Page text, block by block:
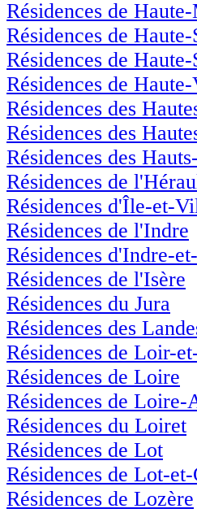
Résidences de
Résidences de Haute-
Résidences de Haute-
Résidences de
Résidences des
Résidences des
Résidences des
Résidences de
Résidences d'Île-et-
Résidences de l'Indre
Résidences d'Indre-
Résidences de l'Isère
Résidences du Jura
Résidences des
Résidences de Loir-
Résidences de Loire
Résidences de Loire-
Résidences du Loiret
Résidences de Lot
Résidences de Lot-
Résidences de Lozère